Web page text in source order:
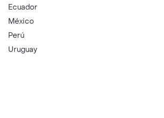
Ecuador
México
Perú
Uruguay